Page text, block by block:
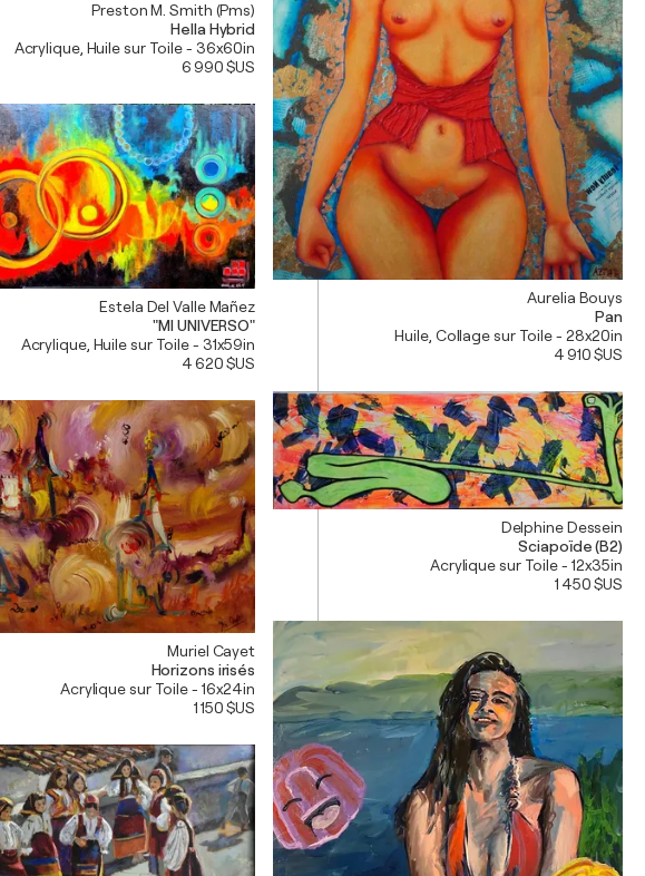
Preston M. Smith (Pms)
Hella Hybrid
Acrylique, Huile sur Toile - 36x60in
6 990 $US
Estela Del Valle Mañez
"MI UNIVERSO"
Acrylique, Huile sur Toile - 31x59in
4 620 $US
Muriel Cayet
Horizons irisés
Acrylique sur Toile - 16x24in
1 150 $US
Aurelia Bouys
Pan
Huile, Collage sur Toile - 28x20in
4 910 $US
Delphine Dessein
Sciapoïde (B2)
Acrylique sur Toile - 12x35in
1 450 $US